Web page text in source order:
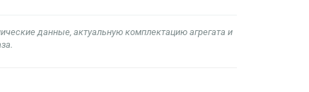
данные, актуальную комплектацию агрегата и